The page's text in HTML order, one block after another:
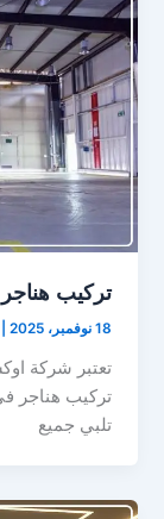
تركيب
18 نوفمبر، 2025
تعتبر شركة
تركيب هناجر
تلبي جميع